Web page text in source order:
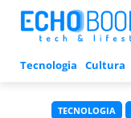
Tecnologia Cultura
TECNOLOGIA